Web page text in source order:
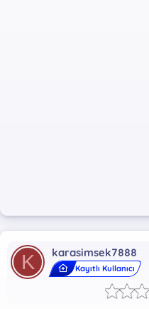
K karasimsek7888
Kayıtlı Kullanıcı